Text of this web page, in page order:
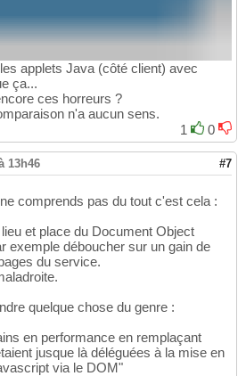
applets Java (côté client) avec
ça...
ces horreurs ?
n'a aucun sens.
1
0
13h46 #7
comprends pas du tout c'est cela :
et place du Document Object
exemple déboucher sur un gain de
du service.
quelque chose du genre :
en performance en remplaçant
jusque là déléguées à la mise en
via le DOM"